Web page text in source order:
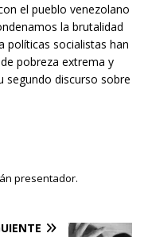
el pueblo venezolano
la brutalidad
políticas socialistas han
pobreza extrema y
segundo discurso sobre
presentador.